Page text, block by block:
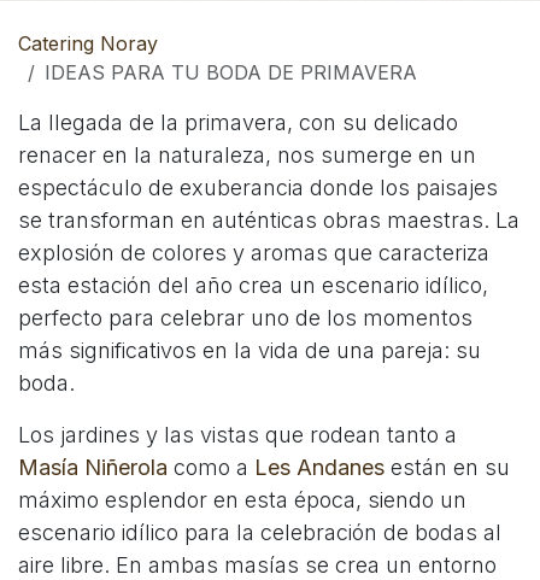
Catering Noray
IDEAS PARA TU BODA DE PRIMAVERA
La llegada de la primavera, con su delicado
renacer en la naturaleza, nos sumerge en un
espectáculo de exuberancia donde los paisajes
se transforman en auténticas obras maestras. La
explosión de colores y aromas que caracteriza
esta estación del año crea un escenario idílico,
perfecto para celebrar uno de los momentos
más significativos en la vida de una pareja: su
boda.
Los jardines y las vistas que rodean tanto a
Masía Niñerola como a Les Andanes están en su
máximo esplendor en esta época, siendo un
escenario idílico para la celebración de bodas al
aire libre. En ambas masías se crea un entorno